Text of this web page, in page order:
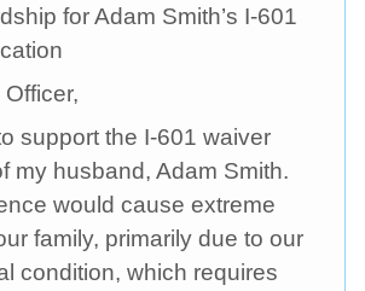
for Adam Smith’s I-601
support the I-601 waiver
my husband, Adam Smith.
would cause extreme
family, primarily due to our
condition, which requires